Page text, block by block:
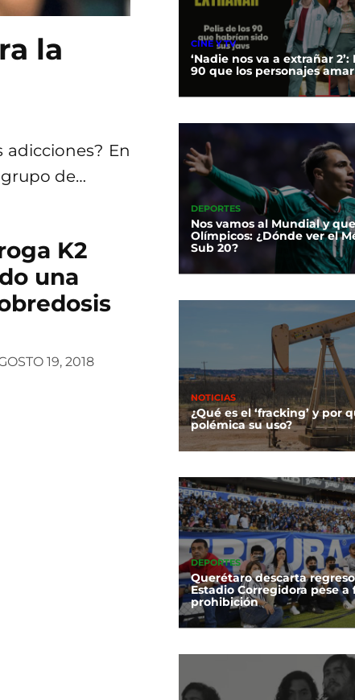
la
En
de…
K2
una
19, 2018
CINE Y TV
‘Nadie nos va a extrañar
90 que los personajes
DEPORTES
Nos vamos al Mundial y
Olímpicos: ¿Dónde ver el
Sub 20?
NOTICIAS
¿Qué es el ‘fracking’ y por
polémica su uso?
DEPORTES
Querétaro descarta
Estadio Corregidora pese a
prohibición